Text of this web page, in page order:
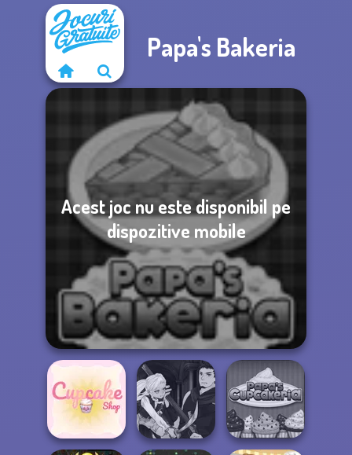
Papa's Bakeria
Acest joc nu este disponibil pe
dispozitive mobile